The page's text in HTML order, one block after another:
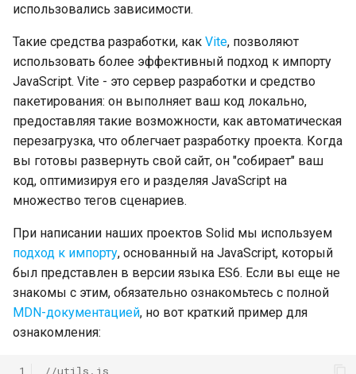
использовались зависимости.
Такие средства разработки, как Vite, позволяют
использовать более эффективный подход к импорту
JavaScript. Vite - это сервер разработки и средство
пакетирования: он выполняет ваш код локально,
предоставляя такие возможности, как автоматическая
перезагрузка, что облегчает разработку проекта. Когда
вы готовы развернуть свой сайт, он "собирает" ваш
код, оптимизируя его и разделяя JavaScript на
множество тегов сценариев.
При написании наших проектов Solid мы используем
подход к импорту, основанный на JavaScript, который
был представлен в версии языка ES6. Если вы еще не
знакомы с этим, обязательно ознакомьтесь с полной
MDN-документацией, но вот краткий пример для
ознакомления:
1
//utils.js